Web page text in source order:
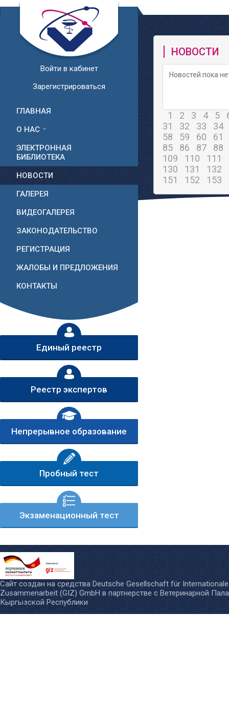
Войти в кабинет
Зарегистрироваться
ГЛАВНАЯ
О НАС
ЭЛЕКТРОННАЯ
БИБЛИОТЕКА
НОВОСТИ
ГАЛЕРЕЯ
ВИДЕОГАЛЕРЕЯ
ЗАКОНОДАТЕЛЬСТВО
РЕГИСТРАЦИЯ
ЖАЛОБЫ И ПРЕДЛОЖЕНИЯ
КОНТАКТЫ
Единый реестр
Реестр экспертов
Непрерывное образование
Пробный тест
Экзаменационный тест
НОВОСТИ
Новостей пока
1 2 3 4 5
31
32 33
34
58
59 60
61
85
86 87
88
109
110 111
130
131 132
151
152 153
Сайт создан на средства Deutsche Gesellschaft für Internationale
Zusammenarbeit (GIZ) GmbH в партнерстве с Ветеринарной
Кыргызской Республики